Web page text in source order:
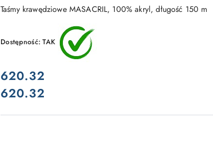
Taśmy krawędziowe MASACRIL, 100% akryl, długość 150 m
Dostępność:TAK
cena:
620.32
Cena:
620.32